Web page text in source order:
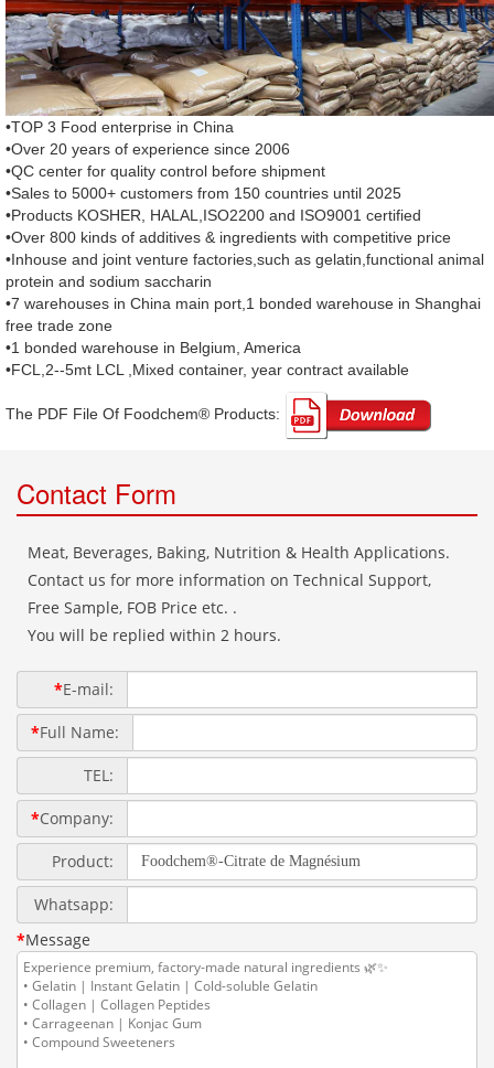
•TOP 3 Food enterprise in China
•Over 20 years of experience since 2006
•QC center for quality control before shipment
•Sales to 5000+ customers from 150 countries until 2025
•Products KOSHER, HALAL,ISO2200 and ISO9001 certified
•Over 800 kinds of additives & ingredients with competitive price
•Inhouse and joint venture factories,such as gelatin,functional animal
protein and sodium saccharin
•7 warehouses in China main port,1 bonded warehouse in Shanghai
free trade zone
•1 bonded warehouse in Belgium, America
•FCL,2--5mt LCL ,Mixed container, year contract available
The PDF File Of Foodchem® Products: